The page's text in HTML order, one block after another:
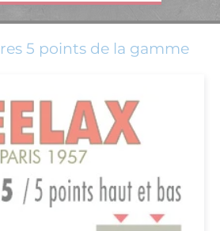
5 points de la gamme